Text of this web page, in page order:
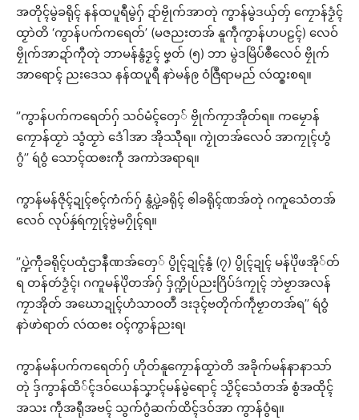
အတိုၚ်မွဲခရိုၚ် နန်ထပူရဳမွဲဂှ် ဍာ်ဗၠိုက်အာတုဲ ကွာန်မွဲဒယှ်တှ် ကၠောန်ဒၟံၚ်
ထၟာဲတိ ‘ကွာန်ပက်ကရေတ်’ (မဇညးတအ် နူကဵုကွာန်ဟပဠၚ်) လေဝ်
ဗၠိုက်အာဍာ်ကီုတုဲ ဘာမန်နွံဒၟၚ် ဗၞတ် (၅) ဘာ မွဲဒမြိပ်ၜဳလေဝ် ဗၠိုက်
အာရောၚ် ညးဒေသ နန်ထပူရဳ နာဲမန်ဨ ဝံဇြဳရာမည် လဴထ္ၜးစရ။
‘’ကွာန်ပက်ကရေတ်ဂှ် သဝ်မံၚ်တှေ် ဗၠိုက်ကၠာအိုတ်ရ။ ကမၠောန်
ကၠောန်ထၟာဲ သွံထၟာဲ ဒေံါအာ အိုဿီုရ။ ကၟုဲတအ်လေဝ် အာကၠုၚ်ဟွံ
ဂွံ’’ ရဴဝွံ သောၚ်ထၜးကဵု အကာဲအရာရ။
ကွာန်မန်ဇိုၚ်ဍုၚ်ၜၚ်ကံက်ဂှ် နွံပ္ဍဲခရိုၚ် ၜါခရိုၚ်ဏအ်တုဲ ဂကူသေံတအ်
လေဝ် လုပ်နှဴရဴကၠုၚ်ဗွဲမဂၠိုၚ်ရ။
‘’ပ္ဍဲကဵုခရိုၚ်ပထုံဌာနဳဏအ်တှေ် ပွိုၚ်ဍုၚ်နွံ (၇) ပွိုၚ်ဍုၚ် မန်ပိုဲဖအို်တ်
ရ တန်တဴဒၟံၚ်၊ ဂကူမန်ပိုဲတအ်ဂှ် ဒှ်က္ဍိုပ်ညးဂြိပ်ဒဴကၠုၚ် ဘဲဗၟာအလန်
ကၠာအိုတ် အဃောဍုၚ်ဟံသာဝတဳ ဒးဒုၚ်ဗတိုက်ကဵုဗၟာတအ်ရ’’ ရဴဝွံ
နာဲဖာဲရာတ် လဴထၜး ဝၚ်ကွာန်ညးရ၊
ကွာန်မန်ပက်ကရေတ်ဂှ် ဟိုတ်နူကၠောန်ထၟာဲတိ အခိုက်မန်နာနာသာ်
တုဲ ဒှ်ကွာန်ထိ်ၚ်ဒဝ်ယေန်သၞာၚ်မန်မွဲရောၚ် သၟိၚ်သေံတအ် စွံအထိုၚ်
အသး ကဵုအရီုအဗၚ် သွက်ဂွံဆက်ထိၚ်ဒဝ်အာ ကွာန်ဝွံရ။